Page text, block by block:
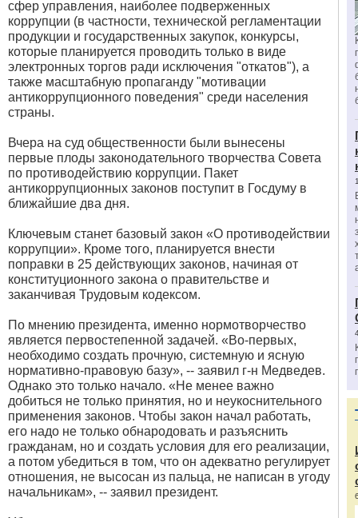
сфер управления, наиболее подверженных
коррупции (в частности, технической регламентации
продукции и государственных закупок, конкурсы,
которые планируется проводить только в виде
электронных торгов ради исключения "откатов"), а
также масштабную пропаганду "мотивации
антикоррупционного поведения" среди населения
страны.
Вчера на суд общественности были вынесены
первые плоды законодательного творчества Совета
по противодействию коррупции. Пакет
антикоррупционных законов поступит в Госдуму в
ближайшие два дня.
Ключевым станет базовый закон «О противодействии
коррупции». Кроме того, планируется внести
поправки в 25 действующих законов, начиная от
конституционного закона о правительстве и
заканчивая Трудовым кодексом.
По мнению президента, именно нормотворчество
является первостепенной задачей. «Во-первых,
необходимо создать прочную, системную и ясную
нормативно-правовую базу», -- заявил г-н Медведев.
Однако это только начало. «Не менее важно
добиться не только принятия, но и неукоснительного
применения законов. Чтобы закон начал работать,
его надо не только обнародовать и разъяснить
гражданам, но и создать условия для его реализации,
а потом убедиться в том, что он адекватно регулирует
отношения, не высосан из пальца, не написан в угоду
начальникам», -- заявил президент.